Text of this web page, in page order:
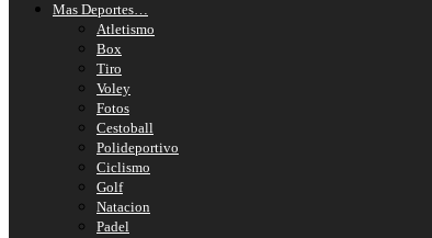
Mas Deportes…
Atletismo
Box
Tiro
Voley
Fotos
Cestoball
Polideportivo
Ciclismo
Golf
Natacion
Padel